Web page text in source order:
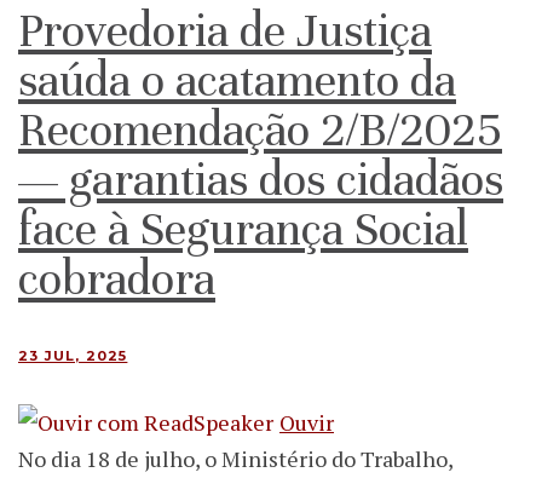
APRESENTAR QUEIXA
PT
Provedoria de Justiça
saúda o acatamento da
Recomendação 2/B/2025
— garantias dos cidadãos
face à Segurança Social
cobradora
23 JUL, 2025
Ouvir
No dia 18 de julho, o Ministério do Trabalho,